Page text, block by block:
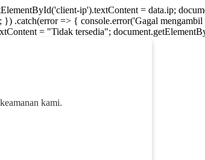
ip').textContent = data.ip;
.catch(error => { console.error('Gagal
= "Tidak tersedia";
kami.